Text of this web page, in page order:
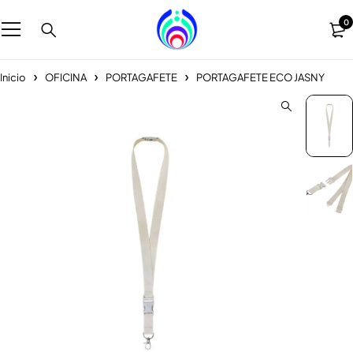
0
Inicio OFICINA PORTAGAFETE PORTAGAFETE ECO JASNY